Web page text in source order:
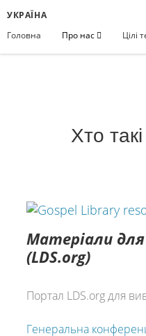
УКРАЇНА
Головна
Про нас Цілі
Хто
Матеріали
(LDS.org)
Портал LDS.org для
Генеральна